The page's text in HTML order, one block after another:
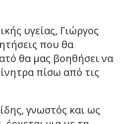
υγείας, Γιώργος
που θα
θα μας βοηθήσει να
πίσω από τις
γνωστός και ως